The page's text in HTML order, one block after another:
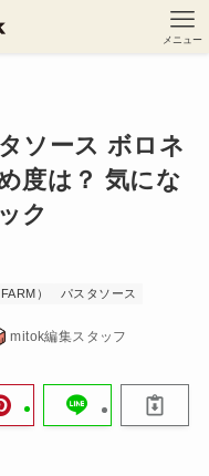
メニュー
ソース ボロネ
度は？ 気にな
ク
）
パスタソース
mitok編集スタッフ